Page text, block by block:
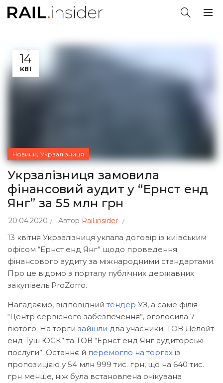
14
КВІ
Новини, Укрзалізниця
Укрзалізниця замовила
фінансовий аудит у “Ернст енд
Янг” за 55 млн грн
20.04.2020 Автор Rail.insider
13 квітня Укрзалізниця уклала договір із київським
офісом “Ернст енд Янг” щодо проведення
фінансового аудиту за міжнародними стандартами.
Про це відомо з порталу публічних державних
закупівель ProZorro.
Нагадаємо, відповідний тендер УЗ, а саме філія
“Центр сервісного забезпечення”, оголосила 7
лютого. На торги зайшли два учасники: ТОВ Делойт
енд Туш ЮСК” та ТОВ “Ернст енд Янг аудиторські
послуги”. Останнє й перемогло на торгах із
пропозицією у 54 млн 999 тис. грн, що на 640 тис.
грн менше, ніж була встановлена очікувана